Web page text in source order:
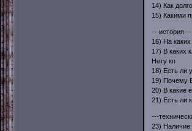
14) Как
15) Какими
---история---
16) На
17) В каких
Нету кп
18) Есть ли
19) Почему
20) В какие
21) Есть ли
---
23) Наличие